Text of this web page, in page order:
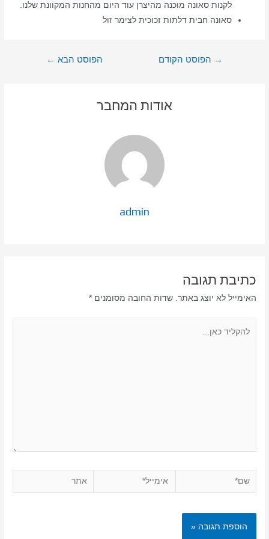
לקנות סאונה מוכנה מהיצרן עוד היום מהחנות המקוונת שלנו.
סאונה חבית דלתות זכוכית לצימר זול
→ הפוסט הקודם הפוסט הבא ←
אודות המחבר
admin
כתיבת תגובה
האימייל לא יוצג באתר. שדות החובה מסומנים*
שם* אימייל* אתר